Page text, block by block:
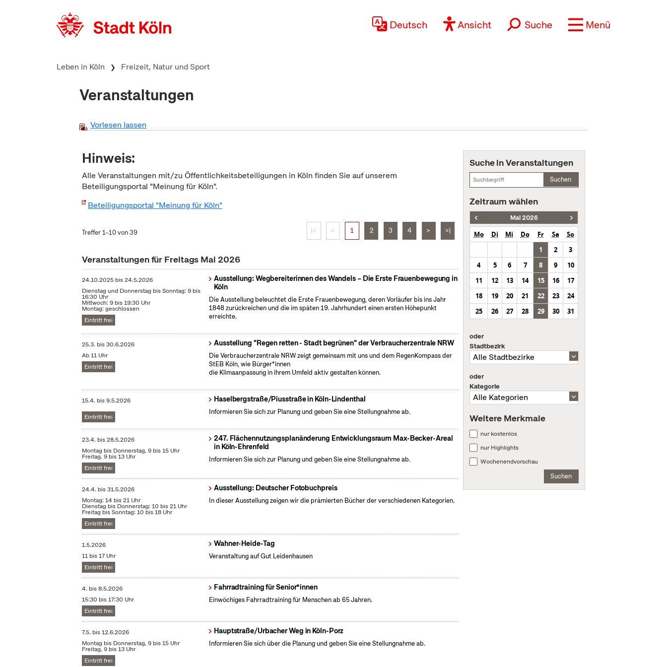
Deutsch Ansicht Suche Menü
Leben in Köln Freizeit, Natur und Sport
Veranstaltungen
Vorlesen lassen
Hinweis:
Alle Veranstaltungen mit/zu Öffentlichkeitsbeteiligungen in Köln finden Sie auf unserem
Beteiligungsportal "Meinung für Köln".
Beteiligungsportal "Meinung für Köln"
Treffer 1–10 von 39 |< < 1 2 3 4 > >|
Veranstaltungen für Freitags Mai 2026
24.10.2025 bis24.5.2026
Dienstag und Donnerstag bis Sonntag: 9 bis
16:30 Uhr
Mittwoch: 9 bis 19:30 Uhr
Montag: geschlossen
Eintritt frei
Ausstellung: Wegbereiterinnen des Wandels – Die Erste Frauenbewegung in
Köln
Die Ausstellung beleuchtet die Erste Frauenbewegung, deren Vorläufer bis ins Jahr
1848 zurückreichen und die im späten 19. Jahrhundert einen ersten Höhepunkt
erreichte.
25.3. bis30.6.2026
Ab 11 Uhr
Eintritt frei
Ausstellung "Regen retten - Stadt begrünen" der Verbraucherzentrale NRW
Die Verbraucherzentrale NRW zeigt gemeinsam mit uns und dem RegenKompass der
StEB Köln, wie Bürger*innen
die Klimaanpassung in ihrem Umfeld aktiv gestalten können.
15.4. bis9.5.2026
Eintritt frei
Haselbergstraße/Piusstraße in Köln-Lindenthal
Informieren Sie sich zur Planung und geben Sie eine Stellungnahme ab.
23.4. bis28.5.2026
Montag bis Donnerstag, 9 bis 15 Uhr
Freitag, 9 bis 13 Uhr
Eintritt frei
247. Flächennutzungsplanänderung Entwicklungsraum Max-Becker-Areal
in Köln-Ehrenfeld
Informieren Sie sich zur Planung und geben Sie eine Stellungnahme ab.
24.4. bis31.5.2026
Montag: 14 bis 21 Uhr
Dienstag bis Donnerstag: 10 bis 21 Uhr
Freitag bis Sonntag: 10 bis 18 Uhr
Eintritt frei
Ausstellung: Deutscher Fotobuchpreis
In dieser Ausstellung zeigen wir die prämierten Bücher der verschiedenen Kategorien.
1.5.2026
11 bis 17 Uhr
Eintritt frei
Wahner-Heide-Tag
Veranstaltung auf Gut Leidenhausen
4. bis8.5.2026
15:30 bis 17:30 Uhr
Eintritt frei
Fahrradtraining für Senior*innen
Einwöchiges Fahrradtraining für Menschen ab 65 Jahren.
7.5. bis12.6.2026
Montag bis Donnerstag, 9 bis 15 Uhr
Freitag, 9 bis 13 Uhr
Eintritt frei
Hauptstraße/Urbacher Weg in Köln-Porz
Informieren Sie sich über die Planung und geben Sie eine Stellungnahme ab.
Suche in Veranstaltungen
Suchen
Zeitraum wählen
Mai 2026
Mo Di Mi Do Fr Sa
So
1
2
3
4
5 6 7 8 9
10
11
12 13 14 15 16
17
18
19 20 21 22 23
24
25
26 27 28 29 30 31
oder
Stadtbezirk
oder
Kategorie
Weitere Merkmale
nur kostenlos
nur Highlights
Wochenendvorschau
Suchen